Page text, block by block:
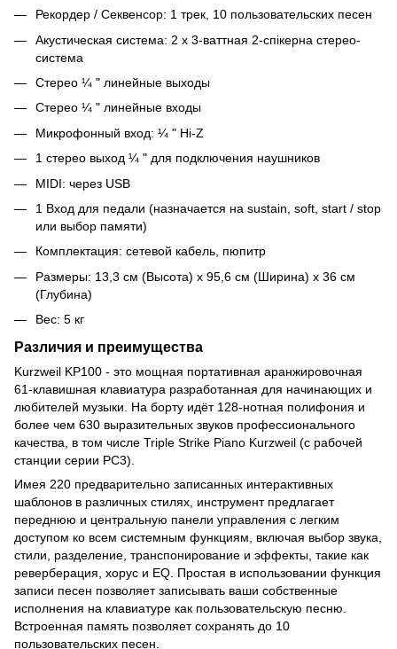
Рекордер / Секвенсор: 1 трек, 10 пользовательских песен
Акустическая система: 2 х 3-ваттная 2-спікерна стерео-
система
Стерео ¼ " линейные выходы
Стерео ¼ " линейные входы
Микрофонный вход: ¼ " Hi-Z
1 стерео выход ¼ " для подключения наушников
MIDI: через USB
1 Вход для педали (назначается на sustain, soft, start / stop
или выбор памяти)
Комплектация: сетевой кабель, пюпитр
Размеры: 13,3 см (Высота) х 95,6 см (Ширина) х 36 см
(Глубина)
Вес: 5 кг
Различия и преимущества
Kurzweil KP100 - это мощная портативная аранжировочная
61-клавишная клавиатура разработанная для начинающих и
любителей музыки. На борту идёт 128-нотная полифония и
более чем 630 выразительных звуков профессионального
качества, в том числе Triple Strike Piano Kurzweil (с рабочей
станции серии PC3).
Имея 220 предварительно записанных интерактивных
шаблонов в различных стилях, инструмент предлагает
переднюю и центральную панели управления с легким
доступом ко всем системным функциям, включая выбор звука,
стили, разделение, транспонирование и эффекты, такие как
реверберация, хорус и EQ. Простая в использовании функция
записи песен позволяет записывать ваши собственные
исполнения на клавиатуре как пользовательскую песню.
Встроенная память позволяет сохранять до 10
пользовательских песен.